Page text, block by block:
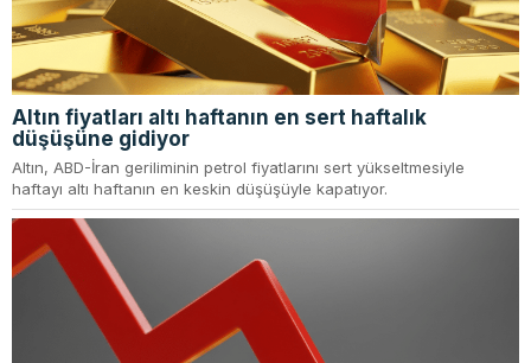
Altın fiyatları altı haftanın en sert haftalık
düşüşüne gidiyor
Altın, ABD-İran geriliminin petrol fiyatlarını sert yükseltmesiyle
haftayı altı haftanın en keskin düşüşüyle kapatıyor.